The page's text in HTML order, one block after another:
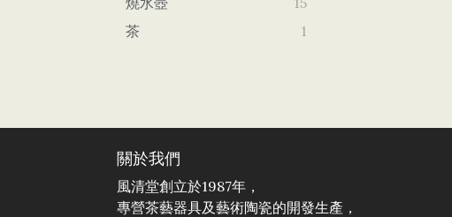
茶
1
關於我們
風清堂創立於1987年，
專營茶藝器具及藝術陶瓷的開發生產，